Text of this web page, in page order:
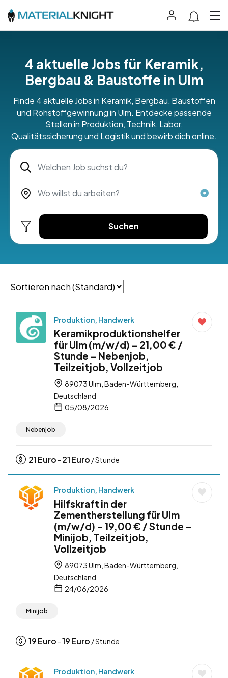
4 aktuelle Jobs für Keramik,
Bergbau & Baustoffe in Ulm
Finde 4 aktuelle Jobs in Keramik, Bergbau, Baustoffen
und Rohstoffgewinnung in Ulm. Entdecke passende
Stellen in Produktion, Technik, Labor,
Qualitätssicherung und Logistik und bewirb dich online.
Suchen
Produktion, Handwerk
Keramikproduktionshelfer
für Ulm (m/w/d) – 21,00 € /
Stunde – Nebenjob,
Teilzeitjob, Vollzeitjob
89073 Ulm, Baden-Württemberg,
Deutschland
05/08/2026
Nebenjob
21Euro - 21Euro / Stunde
Produktion, Handwerk
Hilfskraft in der
Zementherstellung für Ulm
(m/w/d) – 19,00 € / Stunde –
Minijob, Teilzeitjob,
Vollzeitjob
89073 Ulm, Baden-Württemberg,
Deutschland
24/06/2026
Minijob
19Euro -19Euro / Stunde
Produktion, Handwerk